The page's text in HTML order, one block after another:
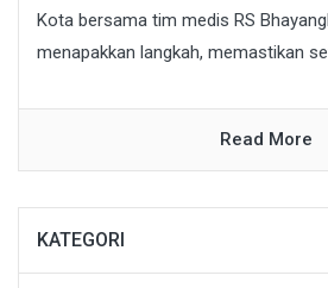
Kota bersama tim medis RS
menapakkan langkah, memastikan
Read More
KATEGORI